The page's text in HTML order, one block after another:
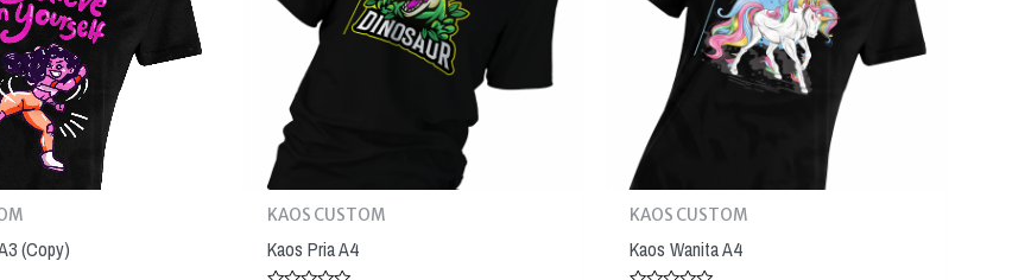
(Copy)
KAOS CUSTOM
Kaos Pria A4
KAOS CUSTOM
Kaos Wanita A4